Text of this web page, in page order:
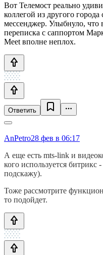
Вот Телемост реально
коллегой из другого
мессенджер. Улыбнуло, что
переписка с саппортом
Meet вполне неплох.
Ответить
AnPetro28 фев в 06:17
А еще есть mts-link и
кого используется битрикс
подскажу).
Тоже рассмотрите
то подойдет.